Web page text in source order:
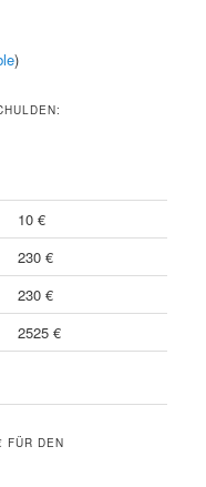
)
10 €
230 €
230 €
2525 €
FÜR DEN